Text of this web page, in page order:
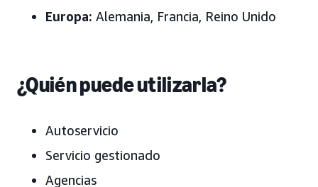
Europa: Alemania, Francia, Reino Unido
¿Quién puede utilizarla?
Autoservicio
Servicio gestionado
Agencias